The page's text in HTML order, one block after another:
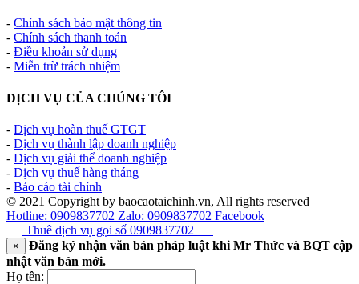
- Chính sách bảo mật thông tin
- Chính sách thanh toán
- Điều khoản sử dụng
- Miễn trừ trách nhiệm
DỊCH VỤ CỦA CHÚNG TÔI
- Dịch vụ hoàn thuế GTGT
- Dịch vụ thành lập doanh nghiệp
- Dịch vụ giải thể doanh nghiệp
- Dịch vụ thuế hàng tháng
- Báo cáo tài chính
© 2021 Copyright by baocaotaichinh.vn, All rights reserved
Hotline: 0909837702 Zalo: 0909837702 Facebook
Thuê dịch vụ gọi số 0909837702
×
Đăng ký nhận văn bản pháp luật khi Mr Thức và BQT cập
nhật văn bản mới.
Họ tên: